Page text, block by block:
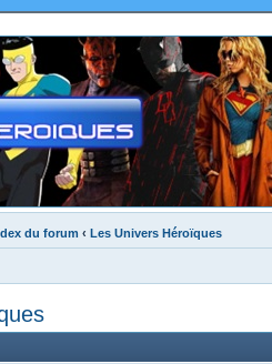
du forum ‹ Les Univers Héroïques